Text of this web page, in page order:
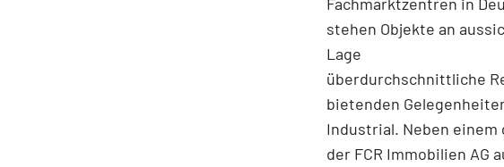
stehen Objekte an
Lage
überdurchschnittliche
bietenden
Industrial. Neben
der FCR Immobilien